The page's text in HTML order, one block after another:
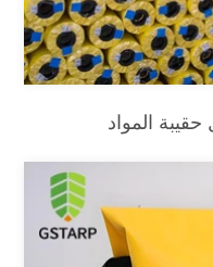
المواد